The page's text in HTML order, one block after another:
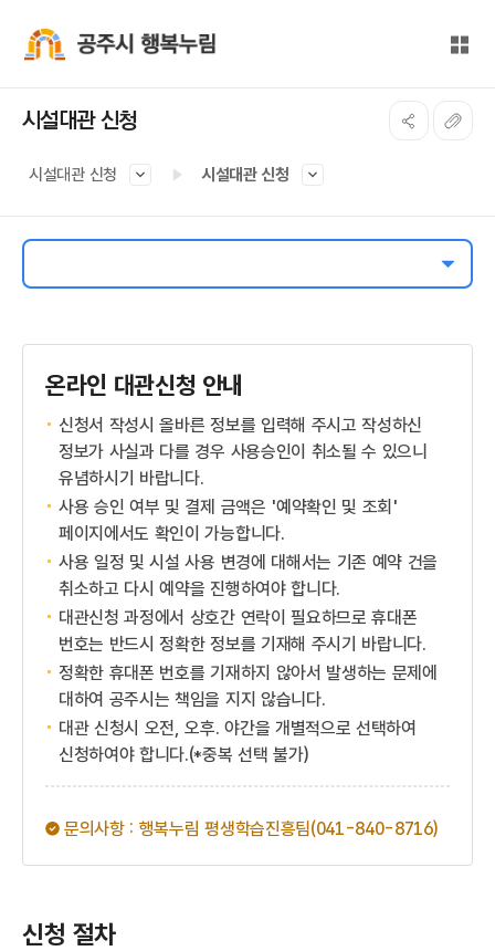
전체
시설대관 신청
시설대관 신청 시설대관 신청
온라인 대관신청 안내
신청서 작성시 올바른 정보를 입력해 주시고 작성하신
정보가 사실과 다를 경우 사용승인이 취소될 수 있으니
유념하시기 바랍니다.
사용 승인 여부 및 결제 금액은 '예약확인 및 조회'
페이지에서도 확인이 가능합니다.
사용 일정 및 시설 사용 변경에 대해서는 기존 예약 건을
취소하고 다시 예약을 진행하여야 합니다.
대관신청 과정에서 상호간 연락이 필요하므로 휴대폰
번호는 반드시 정확한 정보를 기재해 주시기 바랍니다.
정확한 휴대폰 번호를 기재하지 않아서 발생하는 문제에
대하여 공주시는 책임을 지지 않습니다.
대관 신청시 오전, 오후. 야간을 개별적으로 선택하여
신청하여야 합니다.(*중복 선택 불가)
문의사항 : 행복누림 평생학습진흥팀(041-840-8716)
신청 절차